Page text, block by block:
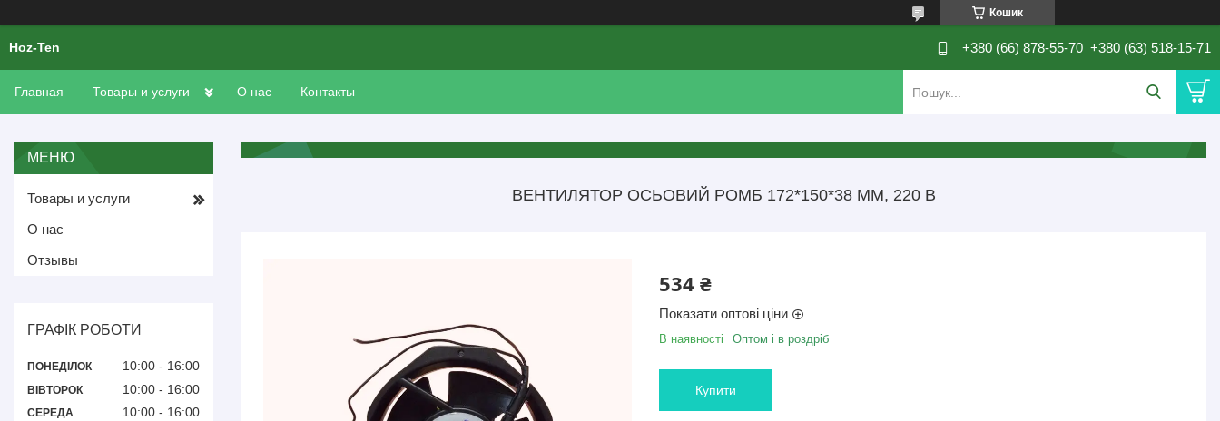
Кошик
Hoz-Ten +380 (66) 878-55-70 +380 (63) 518-15-71
Главная Товары и услуги О нас Контакты
ВЕНТИЛЯТОР ОСЬОВИЙ РОМБ 172*150*38 ММ, 220 В
534 ₴
Показати оптові ціни
В наявності Оптом і в роздріб
Купити
Товары и услуги
О нас
Отзывы
ГРАФІК РОБОТИ
ПОНЕДІЛОК 10:00 16:00
ВІВТОРОК 10:00 16:00
СЕРЕДА 10:00 16:00